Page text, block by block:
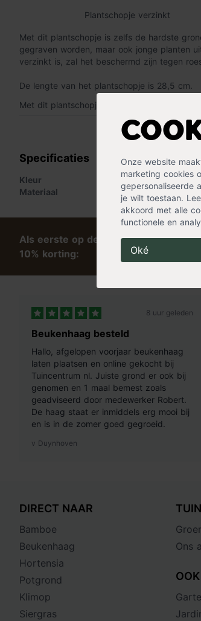
Onze website
marketing cookies
gepersonaliseerde
je wilt toestaan.
akkoord met alle
functionele en
Oké
Plantschopje verzinkt
Met dit plantschopje is zelfs de hardste
gegraven worden, maar ook jonge planten
verzinkt is, zal het beschermd zijn tegen
De lengte van het plantschopje is 28,5 cm.
«
Met dit plantschopje is zelfs de hardste
Specificaties
Kleur
Grijs
Materiaal
Zink
Als eerste op de hoogte van tips en
10% korting:
8 uur geleden
Beukenhaag besteld
Hallo, afgelopen voorjaar beukenhaag
laten plaatsen en online gekocht bij
Tuincentrum nl. Juiste grond er ook bij
genomen en 1 maal bemest zoals
geadviseerd door medewerker Robert.
De haag staat er inmiddels erg mooi bij
en is in de zomer goed gegroeid.
v Duynhoven
DIRECT NAAR
Bamboe
Beukenhaag
Hortensia
Potgrond
Klimop
Siergras
Ons